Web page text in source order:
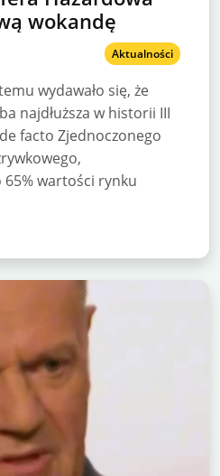
wokandę
Aktualności
wydawało się, że
najdłuższa w historii III
facto Zjednoczonego
wartości rynku